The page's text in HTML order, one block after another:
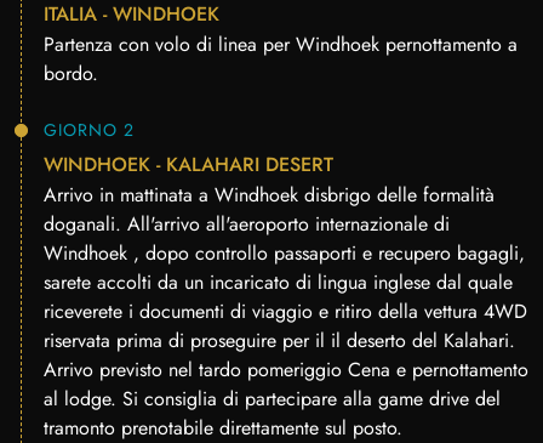
ITALIA - WINDHOEK
Partenza con volo di linea per Windhoek pernottamento a
bordo.
GIORNO 2
WINDHOEK - KALAHARI DESERT
Arrivo in mattinata a Windhoek disbrigo delle formalità
doganali. All'arrivo all'aeroporto internazionale di
Windhoek , dopo controllo passaporti e recupero bagagli,
sarete accolti da un incaricato di lingua inglese dal quale
riceverete i documenti di viaggio e ritiro della vettura 4WD
riservata prima di proseguire per il il deserto del Kalahari.
Arrivo previsto nel tardo pomeriggio Cena e pernottamento
al lodge. Si consiglia di partecipare alla game drive del
tramonto prenotabile direttamente sul posto.